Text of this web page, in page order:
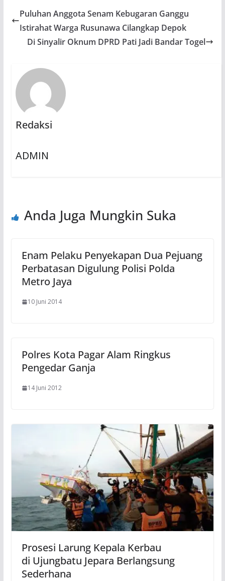
Puluhan Anggota Senam Kebugaran Ganggu
Istirahat Warga Rusunawa Cilangkap Depok
Di Sinyalir Oknum DPRD Pati Jadi Bandar Togel
Redaksi
ADMIN
Anda Juga Mungkin Suka
Enam Pelaku Penyekapan Dua Pejuang
Perbatasan Digulung Polisi Polda
Metro Jaya
10 Juni 2014
Polres Kota Pagar Alam Ringkus
Pengedar Ganja
14 Juni 2012
Prosesi Larung Kepala Kerbau
di Ujungbatu Jepara Berlangsung
Sederhana